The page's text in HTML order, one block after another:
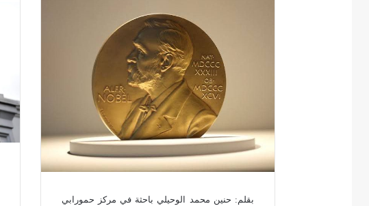
بقلم: حنين محمد الوحيلي باحثة في مركز حمورابي